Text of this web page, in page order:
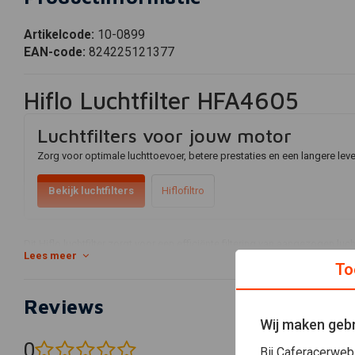
Artikelcode: 10-0899
EAN-code: 824225121377
Hiflo Luchtfilter HFA4605
Luchtfilters voor jouw motor
Zorg voor optimale luchttoevoer, betere prestaties en een langere
Bekijk luchtfilters Hiflofiltro
Voor tools om onderhoud uit te voeren, zie onsaanbod.
Lees meer
Reviews
Wij maken
Bij